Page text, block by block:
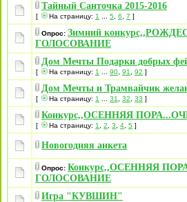
Тайный Санточка 2015-2016
[ На страницу: 1 5 6 7 ]
Опрос: Зимний
ГОЛОСОВАНИЕ
Дом Мечты Подарки добрых
[ На страницу: 1 90 91 92 ]
Дом Мечты и Трамвайчик
[ На страницу: 1 31 32 33 ]
Конкурс,,ОСЕННЯЯ
[ На страницу: 1 2 3 4 5 ]
Новогодняя анкета
Опрос: Конкурс,,ОСЕННЯЯ
ГОЛОСОВАНИЕ
Игра "КУВШИН"